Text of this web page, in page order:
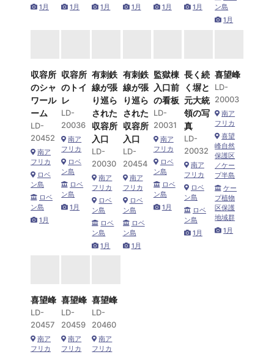
1月
1月
1月
1月
1月
1月
ン島
1月
収容所
のシャ
ワール
ーム
LD-
20452
南ア
フリカ
ロベ
ン島
ロベ
ン島
1月
収容所
のトイ
レ
LD-
20036
南ア
フリカ
ロベ
ン島
ロベ
ン島
1月
有刺鉄
線が張
り巡ら
された
収容所
入口
LD-
20030
南ア
フリカ
ロベ
ン島
ロベ
ン島
1月
有刺鉄
線が張
り巡ら
された
収容所
入口
LD-
20454
南ア
フリカ
ロベ
ン島
ロベ
ン島
1月
監獄棟
入口前
の看板
LD-
20031
南ア
フリカ
ロベ
ン島
ロベ
ン島
1月
長く続
く塀と
元大統
領の写
真
LD-
20032
南ア
フリカ
ロベ
ン島
ロベ
ン島
1月
喜望峰
LD-
20003
南ア
フリカ
喜望
峰自然
保護区
／ケー
プ半島
ケー
プ植物
区保護
地域群
1月
喜望峰
LD-
20457
南ア
フリカ
喜望峰
LD-
20459
南ア
フリカ
喜望峰
LD-
20460
南ア
フリカ